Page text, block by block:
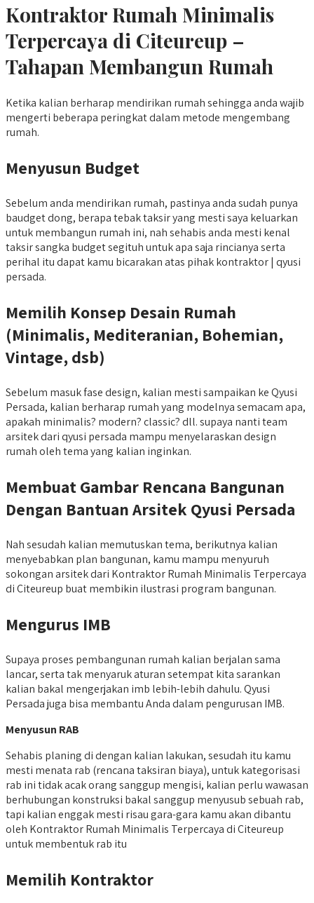
Kontraktor Rumah Minimalis
Terpercaya di Citeureup –
Tahapan Membangun Rumah
Ketika kalian berharap mendirikan rumah sehingga anda wajib
mengerti beberapa peringkat dalam metode mengembang
rumah.
Menyusun Budget
Sebelum anda mendirikan rumah, pastinya anda sudah punya
baudget dong, berapa tebak taksir yang mesti saya keluarkan
untuk membangun rumah ini, nah sehabis anda mesti kenal
taksir sangka budget segituh untuk apa saja rincianya serta
perihal itu dapat kamu bicarakan atas pihak kontraktor | qyusi
persada.
Memilih Konsep Desain Rumah
(Minimalis, Mediteranian, Bohemian,
Vintage, dsb)
Sebelum masuk fase design, kalian mesti sampaikan ke Qyusi
Persada, kalian berharap rumah yang modelnya semacam apa,
apakah minimalis? modern? classic? dll. supaya nanti team
arsitek dari qyusi persada mampu menyelaraskan design
rumah oleh tema yang kalian inginkan.
Membuat Gambar Rencana Bangunan
Dengan Bantuan Arsitek Qyusi Persada
Nah sesudah kalian memutuskan tema, berikutnya kalian
menyebabkan plan bangunan, kamu mampu menyuruh
sokongan arsitek dari Kontraktor Rumah Minimalis Terpercaya
di Citeureup buat membikin ilustrasi program bangunan.
Mengurus IMB
Supaya proses pembangunan rumah kalian berjalan sama
lancar, serta tak menyaruk aturan setempat kita sarankan
kalian bakal mengerjakan imb lebih-lebih dahulu. Qyusi
Persada juga bisa membantu Anda dalam pengurusan IMB.
Menyusun RAB
Sehabis planing di dengan kalian lakukan, sesudah itu kamu
mesti menata rab (rencana taksiran biaya), untuk kategorisasi
rab ini tidak acak orang sanggup mengisi, kalian perlu wawasan
berhubungan konstruksi bakal sanggup menyusub sebuah rab,
tapi kalian enggak mesti risau gara-gara kamu akan dibantu
oleh Kontraktor Rumah Minimalis Terpercaya di Citeureup
untuk membentuk rab itu
Memilih Kontraktor